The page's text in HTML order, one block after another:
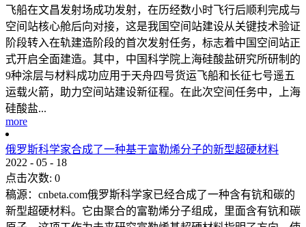
飞船在文昌发射场成功发射，在历经数小时飞行后顺利完成与
空间站核心舱后向对接，这是我国空间站建设从关键技术验证
阶段转入在轨建造阶段的首次发射任务，标志着中国空间站正
式开启全面建造。其中，中国科学院上海硅酸盐研究所研制的
9种涂层与材料成功应用于天舟四号货运飞船和长征七号遥五
运载火箭，助力空间站建设新征程。在此次空间任务中，上海
硅酸盐...
more
俄罗斯科学家合成了一种基于富勒烯分子的新型超硬材料
2022 - 05 - 18
点击次数: 0
稿源：cnbeta.com俄罗斯科学家已经合成了一种含有钪和碳的
新型超硬材料。它由聚合的富勒烯分子组成，里面含有钪和碳